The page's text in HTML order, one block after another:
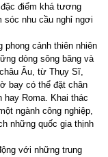
điểm khá tương
sóc nhu cầu nghỉ ngơi
cảnh thiên nhiên
dòng sông băng và
Âu, từ Thụy Sĩ,
bay có thể đặt chân
hay Roma. Khai thác
ngành công nghiệp,
những quốc gia thịnh
với những trung